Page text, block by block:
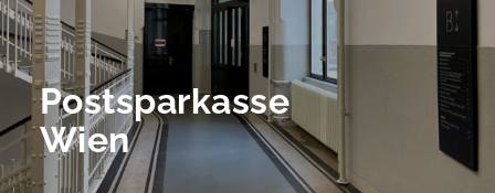
Postsparkasse
Wien